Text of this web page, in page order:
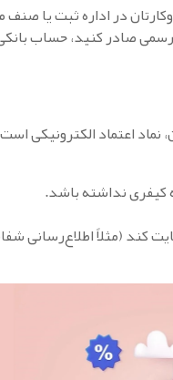
در اداره ثبت یا
صادر کنید، حساب
نماد اعتماد الکترونیکی
کند (مثلاً اطلاع‌رسانی